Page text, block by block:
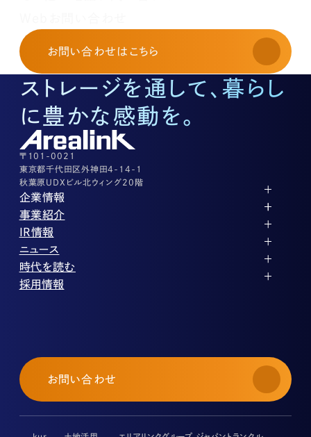
お申し込み・お問い合わせ
03-3526-8568
土地活用に関するお問い合わせ
03-3526-8574
底地に関するお問い合わせ
03-3526-8572
株式に関するお問い合わせ
03-3526-8556
その他上記に当てはまらない案件等
03-3526-8556
お問い合わせ はこちら
ストレージを通して、暮らし
に豊かな感動を。
〒101-0021
東京都千代田区外神田4-14-1
秋葉原UDXビル北ウィング20階
企業情報
代表メッセージ
企業理念
会社概要
役員紹介
沿革
コーポレートガバナンス
事業紹介
ストレージ事業
パートナー制度
ストレージライフ
土地権利整備事業
オフィス事業
アセット事業
IR情報
IRカレンダー
中期経営計画
事業等のリスク
株式・株主情報
個人投資家の皆様へ
よくある質問・用語集
IRメール登録
免責事項
ニュース
PR
IR
時代を読む
投稿一覧
採用情報
採用エントリー
お問い合わせ